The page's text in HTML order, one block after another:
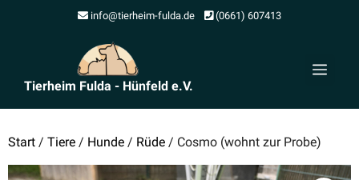
info@tierheim-fulda.de (0661) 607413
Tierheim Fulda - Hünfeld e.V.
Start / Tiere / Hunde / Rüde / Cosmo (wohnt zur Probe)